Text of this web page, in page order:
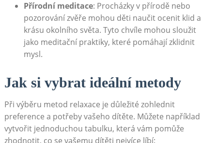
Přírodní meditace: Procházky v přírodě nebo
pozorování zvěře mohou děti naučit ocenit klid a
krásu ⁤okolního světa. Tyto chvíle mohou sloužit
jako meditační praktiky, které pomáhají zklidnit
mysl.
Jak si vybrat ideální metody
Při výběru metod relaxace​ je důležité‌ zohlednit
preference a‍ potřeby vašeho dítěte. Můžete například
vytvořit jednoduchou tabulku, která‍ vám pomůže
zhodnotit, co se vašemu dítěti nejvíce líbí: